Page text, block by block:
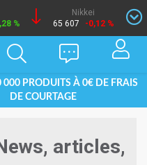
%
Nikkei
65 607
-0,12 %
000 PRODUITS À 0€ DE FRAIS
DE COURTAGE
articles,